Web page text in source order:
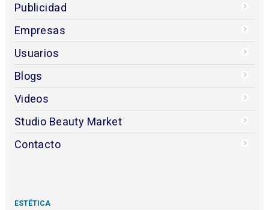
Publicidad
Empresas
Usuarios
Blogs
Videos
Studio Beauty Market
Contacto
ESTÉTICA